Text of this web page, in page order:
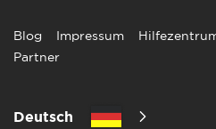
Blog Impressum
Partner
Deutsch